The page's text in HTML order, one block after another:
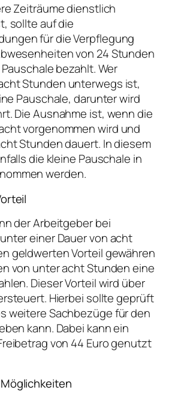
Zeiträume dienstlich
sollte auf die
für die Verpflegung
von 24 Stunden
bezahlt. Wer
Stunden unterwegs ist,
Pauschale, darunter wird
Die Ausnahme ist, wenn die
vorgenommen wird und
Stunden dauert. In diesem
die kleine Pauschale in
werden.
der Arbeitgeber bei
einer Dauer von acht
geldwerten Vorteil gewähren
von unter acht Stunden eine
Dieser Vorteil wird über
Hierbei sollte geprüft
weitere Sachbezüge für den
kann. Dabei kann ein
von 44 Euro genutzt